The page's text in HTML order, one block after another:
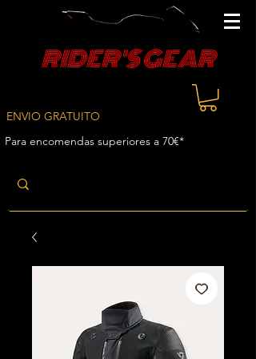
RIDER'S GEAR
ENVIO GRATUITO
Para encomendas superiores a 70€*